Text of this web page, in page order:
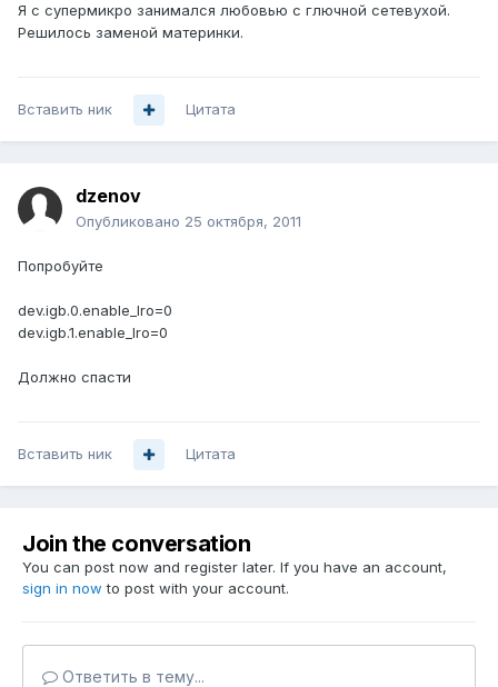
Я с супермикро занимался любовью с глючной сетевухой.
Решилось заменой материнки.
Вставить ник Цитата
dzenov
Опубликовано 25 октября, 2011
Попробуйте
dev.igb.0.enable_lro=0
dev.igb.1.enable_lro=0
Должно спасти
Вставить ник Цитата
Join the conversation
You can post now and register later. If you have an account,
sign in now to post with your account.
Ответить в тему...